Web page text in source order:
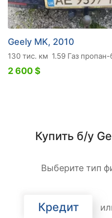
Geely MK, 2010
130 тис. км 1.59 Газ
2 600 $
Купить б/у
Выберите тип
Кредит